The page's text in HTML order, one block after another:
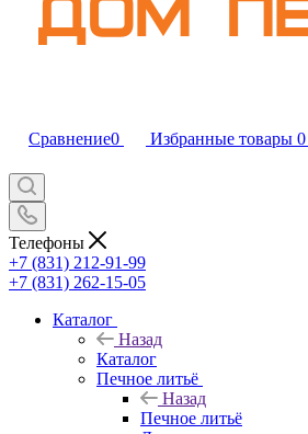
Сравнение0 Избранные товары 0
Телефоны
+7 (831) 212-91-99
+7 (831) 262-15-05
Каталог
Назад
Каталог
Печное литьё
Назад
Печное литьё